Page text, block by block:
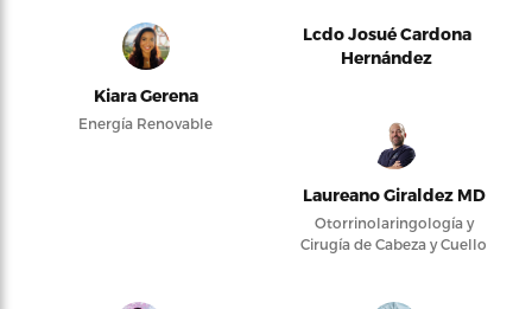
Kiara Gerena
Energía Renovable
Lcdo Josué Cardona
Hernández
Laureano Giraldez MD
Otorrinolaringología y
Cirugía de Cabeza y Cuello